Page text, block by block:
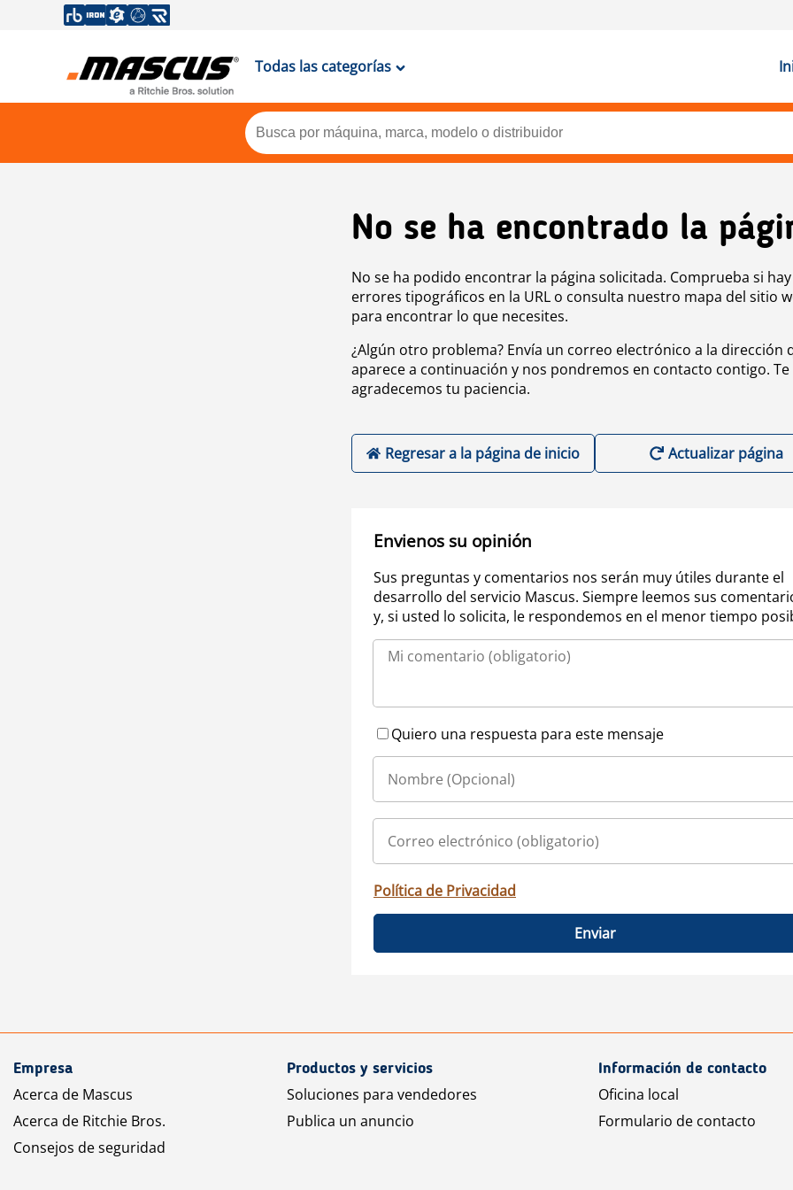
Todas las categorías
No se ha encontrado la
No se ha podido encontrar la página solicitada. Comprueba si hay
errores tipográficos en la URL o consulta nuestro mapa del sitio
para encontrar lo que necesites.
¿Algún otro problema? Envía un correo electrónico a la dirección
aparece a continuación y nos pondremos en contacto contigo. Te
agradecemos tu paciencia.
Regresar a la página de inicio Actualizar página
Envienos su opinión
Sus preguntas y comentarios nos serán muy útiles durante el
desarrollo del servicio Mascus. Siempre leemos sus
y, si usted lo solicita, le respondemos en el menor tiempo
Quiero una respuesta para este mensaje
Política de Privacidad
Enviar
Empresa
Acerca de Mascus
Acerca de Ritchie Bros.
Consejos de seguridad
Productos y servicios
Soluciones para vendedores
Publica un anuncio
Información de contacto
Oficina local
Formulario de contacto